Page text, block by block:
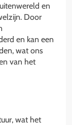
en
Door
en kan een
wat ons
van het
wat het